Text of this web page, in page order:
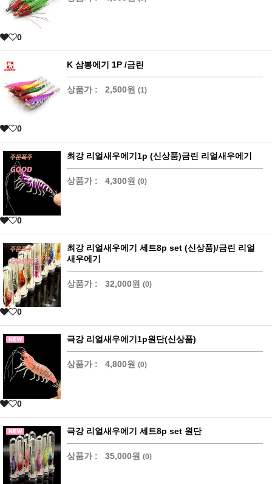
0
K 삼봉에기 1P /금린
상품가 : 2,500원 (1)
0
최강 리얼새우에기1p (신상품)금린 리얼새우에기
상품가 : 4,300원 (0)
0
최강 리얼새우에기 세트8p set (신상품)/금린 리얼
새우에기
상품가 : 32,000원 (0)
0
극강 리얼새우에기1p원단(신상품)
상품가 : 4,800원 (0)
0
극강 리얼새우에기 세트8p set 원단
상품가 : 35,000원 (0)